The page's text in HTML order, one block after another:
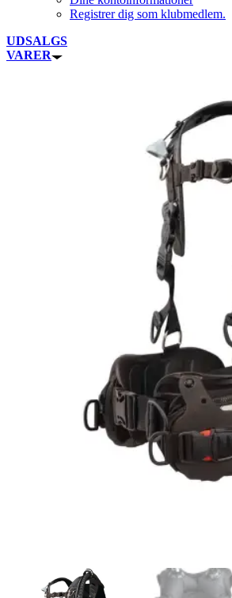
Registrer dig som klubmedlem.
UDSALGS
VARER